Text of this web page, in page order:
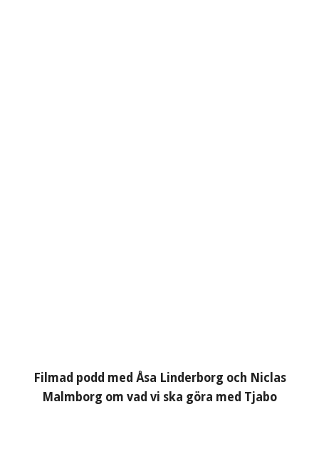
Filmad podd med Åsa Linderborg och Niclas
Malmborg om vad vi ska göra med Tjabo